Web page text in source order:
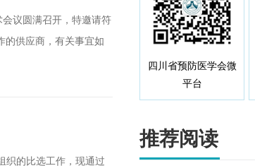
四川省预防医学会微
平台
推荐阅读
议圆满召开，特邀请符
的供应商，有关事宜如
机构；(二)承办机构具
织的比选工作，现通过